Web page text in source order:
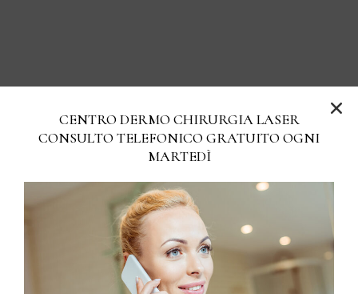
CENTRO DERMO CHIRURGIA LASER
CONSULTO TELEFONICO GRATUITO OGNI
MARTEDÌ